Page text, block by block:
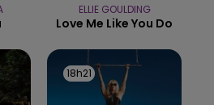
- 16h00
CHAMPAGNE FM
ELLIE GOULDING
Love Me Like You Do
18h21
18h21